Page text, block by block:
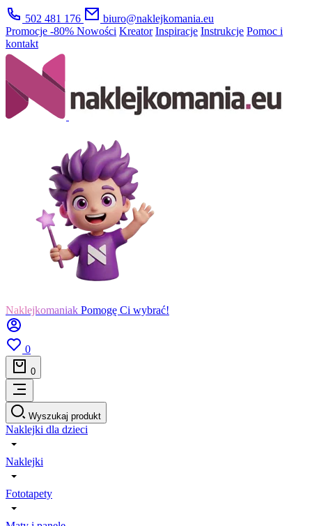
502 481 176
biuro@naklejkomania.eu
Promocje -80% Nowości Kreator Inspiracje Instrukcje Pomoc i
kontakt
Naklejkomaniak Pomogę Ci wybrać!
0
0
Wyszukaj produkt
Naklejki dla dzieci
Naklejki
Fototapety